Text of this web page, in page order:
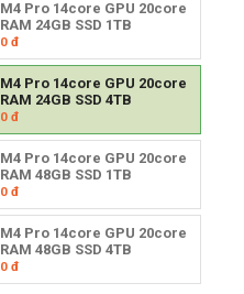
M4 Pro 14core GPU 20core
RAM 24GB SSD 1TB
0đ
M4 Pro 14core GPU 20core
RAM 24GB SSD 4TB
0đ
M4 Pro 14core GPU 20core
RAM 48GB SSD 1TB
0đ
M4 Pro 14core GPU 20core
RAM 48GB SSD 4TB
0đ